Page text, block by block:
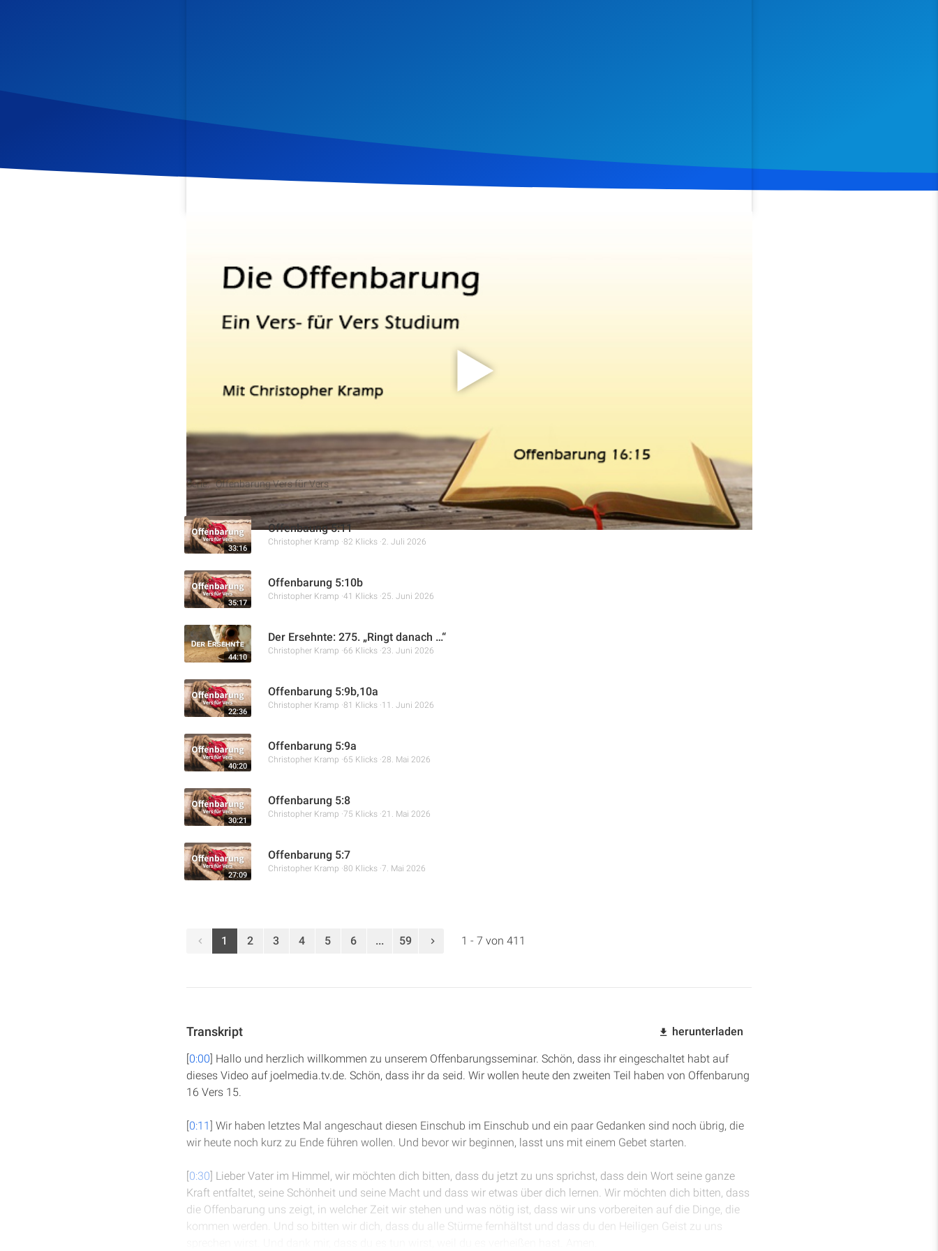
In diesem Teil des Offenbarungsseminars wird der Vers 15 aus Kapitel 16 behandelt, der die Aufforderung Jesu
enthält, wachsam zu sein und seine Kleider zu bewahren. Der Sprecher erklärt die Bedeutung des „Wachens“ im
dem Heiligen Geist bedeutet. Ebenso wird die Wichtigkeit des Bewahrens der „Kleider“ als Symbol für die
Gerechtigkeit Gottes und die gerechten Taten der Gläubigen beleuchtet.
Weitere Aufnahmen
Serie: Offenbarung Vers für Vers
33:16
Offenbaung 5:11
Christopher Kramp 82 Klicks 2. Juli 2026
35:17
Offenbarung 5:10b
Christopher Kramp 41 Klicks 25. Juni 2026
44:10
Der Ersehnte: 275. „Ringt danach …“
Christopher Kramp 66 Klicks 23. Juni 2026
22:36
Offenbarung 5:9b,10a
Christopher Kramp 81 Klicks 11. Juni 2026
40:20
Offenbarung 5:9a
Christopher Kramp 65 Klicks 28. Mai 2026
30:21
Offenbarung 5:8
Christopher Kramp 75 Klicks 21. Mai 2026
27:09
Offenbarung 5:7
Christopher Kramp 80 Klicks 7. Mai 2026
1 2 3 4 5 6 ... 59 1 - 7 von 411
Transkript herunterladen
[0:00] Hallo und herzlich willkommen zu unserem Offenbarungsseminar. Schön, dass ihr eingeschaltet habt auf
dieses Video auf joelmedia.tv.de. Schön, dass ihr da seid. Wir wollen heute den zweiten Teil haben von Offenbarung
16 Vers 15.
[0:11] Wir haben letztes Mal angeschaut diesen Einschub im Einschub und ein paar Gedanken sind noch übrig, die
wir heute noch kurz zu Ende führen wollen. Und bevor wir beginnen, lasst uns mit einem Gebet starten.
[0:30] Lieber Vater im Himmel, wir möchten dich bitten, dass du jetzt zu uns sprichst, dass dein Wort seine ganze
Kraft entfaltet, seine Schönheit und seine Macht und dass wir etwas über dich lernen. Wir möchten dich bitten, dass
die Offenbarung uns zeigt, in welcher Zeit wir stehen und was nötig ist, dass wir uns vorbereiten auf die Dinge, die
kommen werden. Und so bitten wir dich, dass du alle Stürme fernhältst und dass du den Heiligen Geist zu uns